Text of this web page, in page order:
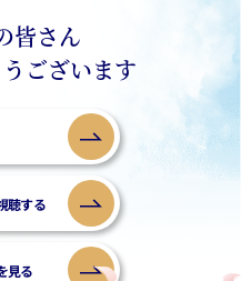
皆さん
ございます
聴する
見る